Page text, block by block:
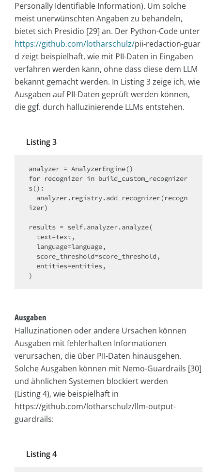
Personally Identifiable Information). Um solche
meist unerwünschten Angaben zu behandeln,
bietet sich Presidio [29] an. Der Python-Code unter
https://github.com/lotharschulz/pii-redaction-guar
d zeigt beispielhaft, wie mit PII-Daten in Eingaben
verfahren werden kann, ohne dass diese dem LLM
bekannt gemacht werden. In Listing 3 zeige ich, wie
Ausgaben auf PII-Daten geprüft werden können,
die ggf. durch halluzinierende LLMs entstehen.
Listing 3
analyzer = AnalyzerEngine()
for recognizer in build_custom_recognizer
s():
izer)
results = self.analyzer.analyze(
Ausgaben
Halluzinationen oder andere Ursachen können
Ausgaben mit fehlerhaften Informationen
verursachen, die über PII-Daten hinausgehen.
Solche Ausgaben können mit Nemo-Guardrails [30]
und ähnlichen Systemen blockiert werden
(Listing 4), wie beispielhaft in
https://github.com/lotharschulz/llm-output-
guardrails:
Listing 4